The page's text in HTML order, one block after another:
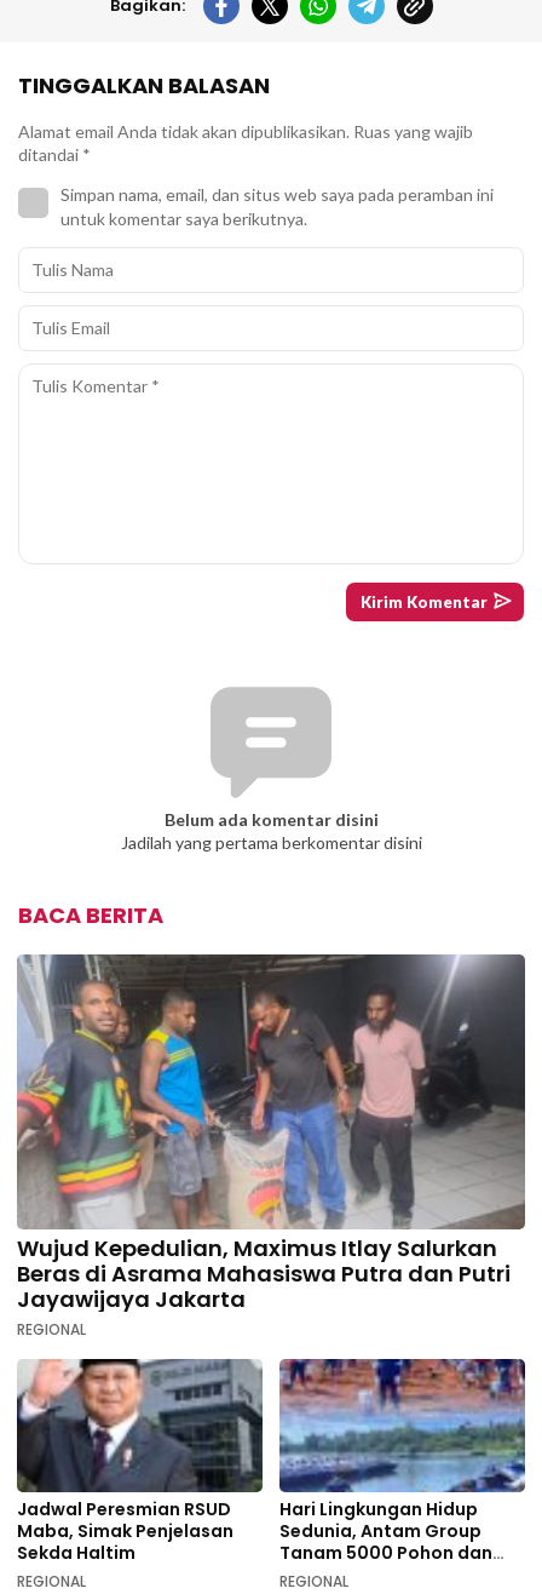
Bagikan:
TINGGALKAN BALASAN
Alamat email Anda tidak akan dipublikasikan. Ruas yang wajib
ditandai *
Simpan nama, email, dan situs web saya pada peramban ini
untuk komentar saya berikutnya.
Belum ada komentar disini
Jadilah yang pertama berkomentar disini
BACA BERITA
Wujud Kepedulian, Maximus Itlay Salurkan
Beras di Asrama Mahasiswa Putra dan Putri
Jayawijaya Jakarta
REGIONAL
Jadwal Peresmian RSUD
Maba, Simak Penjelasan
Sekda Haltim
REGIONAL
Hari Lingkungan Hidup
Sedunia, Antam Group
Tanam 5000 Pohon dan
Aksi Bersih di Sofifi
REGIONAL